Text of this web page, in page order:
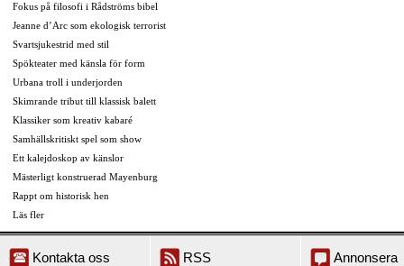
Fokus på filosofi i Rådströms bibel
Jeanne d’Arc som ekologisk terrorist
Svartsjukestrid med stil
Spökteater med känsla för form
Urbana troll i underjorden
Skimrande tribut till klassisk balett
Klassiker som kreativ kabaré
Samhällskritiskt spel som show
Ett kalejdoskop av känslor
Mästerligt konstruerad Mayenburg
Rappt om historisk hen
Läs fler
Kontakta oss RSS Annonsera